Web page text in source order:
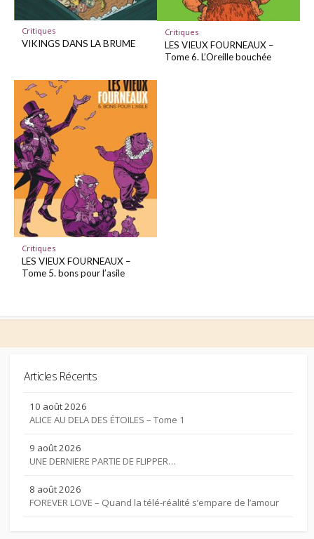
Critiques
VIKINGS DANS LA BRUME
Critiques
LES VIEUX FOURNEAUX –
Tome 6. L’Oreille bouchée
Critiques
LES VIEUX FOURNEAUX –
Tome 5. bons pour l’asile
Articles Récents
10 août 2026
ALICE AU DELA DES ÉTOILES – Tome 1
9 août 2026
UNE DERNIERE PARTIE DE FLIPPER…
8 août 2026
FOREVER LOVE – Quand la télé-réalité s’empare de l’amour